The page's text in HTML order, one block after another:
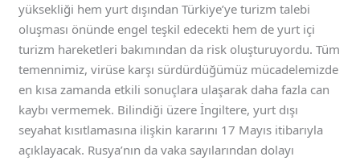
yüksekliği hem yurt dışından Türkiye’ye turizm talebi
oluşması önünde engel teşkil edecekti hem de yurt içi
turizm hareketleri bakımından da risk oluşturuyordu. Tüm
temennimiz, virüse karşı sürdürdüğümüz mücadelemizde
en kısa zamanda etkili sonuçlara ulaşarak daha fazla can
kaybı vermemek. Bilindiği üzere İngiltere, yurt dışı
seyahat kısıtlamasına ilişkin kararını 17 Mayıs itibarıyla
açıklayacak. Rusya’nın da vaka sayılarından dolayı